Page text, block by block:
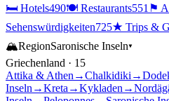
🛏 Hotels490🍽 Restaurants551 ⚑
Sehenswürdigkeiten725★ Trips &
🏔RegionSaronische Inseln▾
Griechenland · 15
Attika & Athen →Chalkidiki →
Inseln →Kreta →Kykladen →